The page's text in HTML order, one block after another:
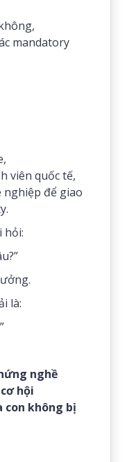
mandatory
viên quốc tế,
để giao
hỏi:
là:
nghề
hội
con không bị